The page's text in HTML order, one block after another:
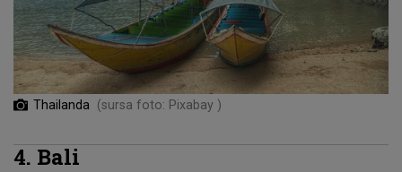
Thailanda (sursa foto: Pixabay )
4. Bali